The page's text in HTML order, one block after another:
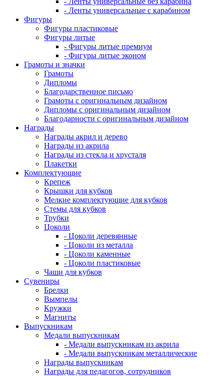
- Ленты универсальные с карабином
Фигуры
Фигуры пластиковые
Фигуры литые
- Фигуры литые премиум
- Фигуры литые эконом
Грамоты и значки
Грамоты
Дипломы
Благодарственное письмо
Грамоты с оригинальным дизайном
Дипломы с оригинальным дизайном
Благодарности с оригинальным дизайном
Награды
Награды акрил и дерево
Награды из акрила
Награды из стекла и хрусталя
Плакетки
Комплектующие
Крепеж
Крышки для кубков
Мелкие комплектующие для кубков
Стемы для кубков
Трубки
Цоколи
- Цоколи деревянные
- Цоколи из металла
- Цоколи каменные
- Цоколи пластиковые
Чаши для кубков
Сувениры
Брелки
Вымпелы
Кружки
Магниты
Выпускникам
Медали выпускникам
- Медали выпускникам из акрила
- Медали выпускникам металлические
Награды выпускникам
Награды для педагогов, сотрудников